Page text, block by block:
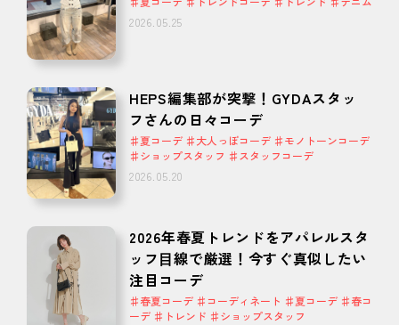
2026.05.25
HEPS編集部が突撃！GYDAスタッ
フさんの日々コーデ
♯夏コーデ ♯大人っぽコーデ ♯モノトーンコーデ
♯ショップスタッフ ♯スタッフコーデ
2026.05.20
2026年春夏トレンドをアパレルスタ
ッフ⽬線で厳選！今すぐ真似したい
注目コーデ
♯春夏コーデ ♯コーディネート ♯夏コーデ ♯春コ
ーデ ♯トレンド ♯ショップスタッフ